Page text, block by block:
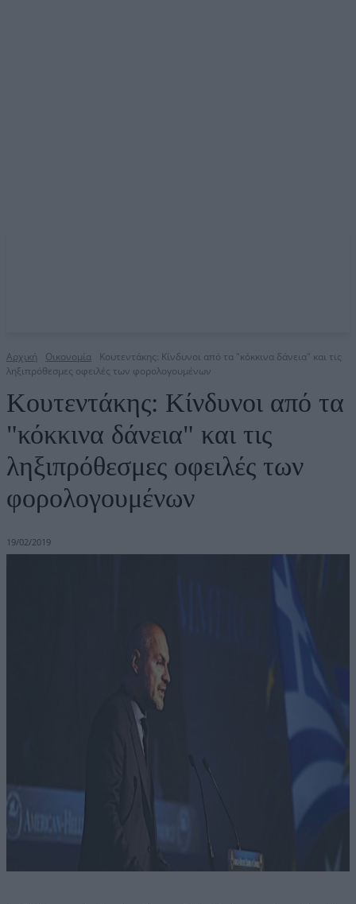
Αρχική Οικονομία
Κουτεντάκης: Κίνδυνοι από τα "κόκκινα δάνεια" και τις
ληξιπρόθεσμες οφειλές των φορολογουμένων
Κουτεντάκης: Κίνδυνοι από τα
"κόκκινα δάνεια" και τις
ληξιπρόθεσμες οφειλές των
φορολογουμένων
19/02/2019